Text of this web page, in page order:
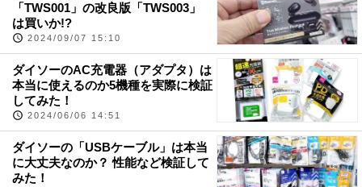
「TWS001」の改良版「TWS003」
は買いか!?
2024/09/07 15:10
ダイソーのAC充電器（アダプタ）は
本当に使えるのか5機種を実際に検証
してみた！
2024/06/06 14:51
ダイソーの「USBケーブル」は本当
に大丈夫なのか？ 性能など検証して
みた！